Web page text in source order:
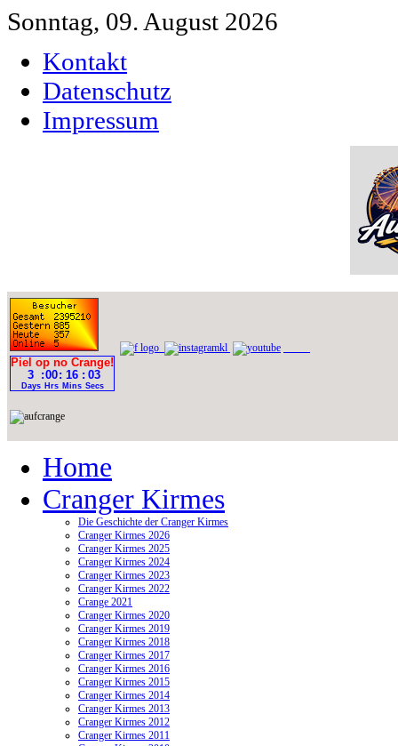
Sonntag, 09. August 2026
Kontakt
Datenschutz
Impressum
Home
Cranger Kirmes
Die Geschichte der Cranger Kirmes
Cranger Kirmes 2026
Cranger Kirmes 2025
Cranger Kirmes 2024
Cranger Kirmes 2023
Cranger Kirmes 2022
Crange 2021
Cranger Kirmes 2020
Cranger Kirmes 2019
Cranger Kirmes 2018
Cranger Kirmes 2017
Cranger Kirmes 2016
Cranger Kirmes 2015
Cranger Kirmes 2014
Cranger Kirmes 2013
Cranger Kirmes 2012
Cranger Kirmes 2011